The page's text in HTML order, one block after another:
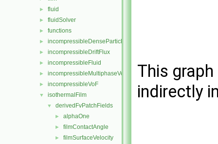
► fluid
► fluidSolver
► functions
► incompressibleDenseParticleFluid
► incompressibleDriftFlux
► incompressibleFluid
► incompressibleMultiphaseVoF
► incompressibleVoF
▼ isothermalFilm
▼ derivedFvPatchFields
► alphaOne
► filmContactAngle
► filmSurfaceVelocity
This
indirectly